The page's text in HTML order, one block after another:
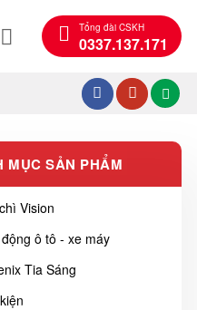
Tổng đài CSKH
0337.137.171
MỤC SẢN PHẨM
Vision
ô tô - xe máy
Tia Sáng